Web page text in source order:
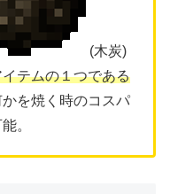
(木炭)
テムの１つである
を焼く時のコスパ
。